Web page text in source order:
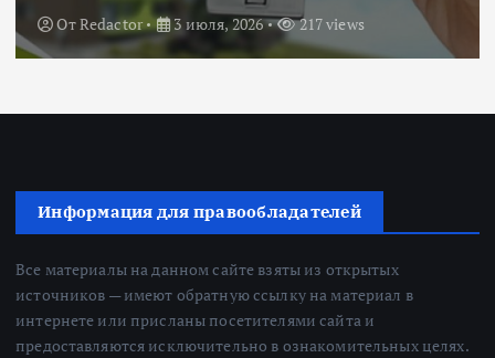
ОтRedactor 3 июля, 2026 217 views
Информация для правообладателей
Все материалы на данном сайте взяты из открытых
источников — имеют обратную ссылку на материал в
интернете или присланы посетителями сайта и
предоставляются исключительно в ознакомительных целях.